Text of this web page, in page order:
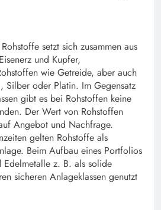
setzt sich zusammen aus
und Kupfer,
wie Getreide, aber auch
Silber oder Platin. Im Gegensatz
gibt es bei Rohstoffen keine
Der Wert von Rohstoffen
Angebot und Nachfrage.
gelten Rohstoffe als
Beim Aufbau eines Portfolios
Edelmetalle z. B. als solide
sicheren Anlageklassen genutzt